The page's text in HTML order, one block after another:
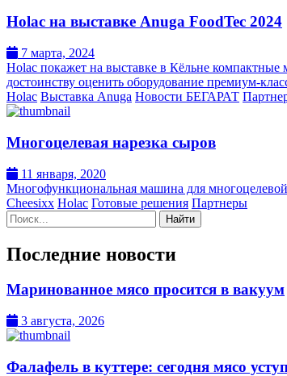
Holac на выставке Anuga FoodTec 2024
7 марта, 2024
Holac покажет на выставке в Кёльне
достоинству оценить оборудование премиум-
Holac Выставка Anuga Новости БЕГАРАТ
Многоцелевая нарезка сыров
11 января, 2020
Многофункциональная машина для
Cheesixx Holac Готовые решения Партнеры
Поиск:
Последние новости
Маринованное мясо просится в вакуум
3 августа, 2026
Фалафель в куттере: сегодня мясо